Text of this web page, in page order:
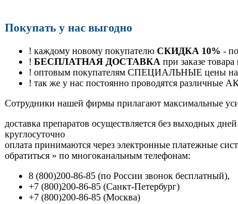
Покупать у нас выгодно
! каждому новому покупателю СКИДКА 10% -
! БЕСПЛАТНАЯ ДОСТАВКА при заказе
! оптовым покупателям СПЕЦИАЛЬНЫЕ цены на
! так же у нас постоянно проводятся
Cотрудники нашей фирмы прилагают максимальные
доставка препаратов осуществляется без выходных
круглосуточно
оплата принимаются через электронные платежные
обратиться » по многоканальным телефонам:
8 (800)200-86-85 (по России звонок бесплатный),
+7 (800)200-86-85 (Санкт-Петербург)
+7 (800)200-86-85 (Москва)